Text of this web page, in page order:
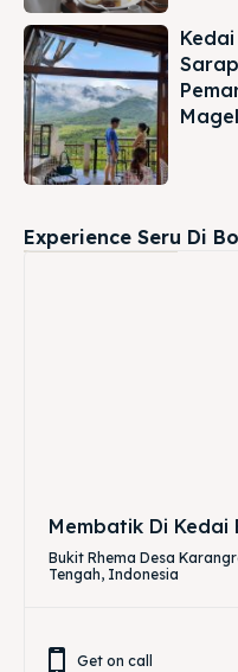
Experience Seru Di
Membatik Di Kedai
Bukit Rhema Desa
Tengah, Indonesia
Get on call